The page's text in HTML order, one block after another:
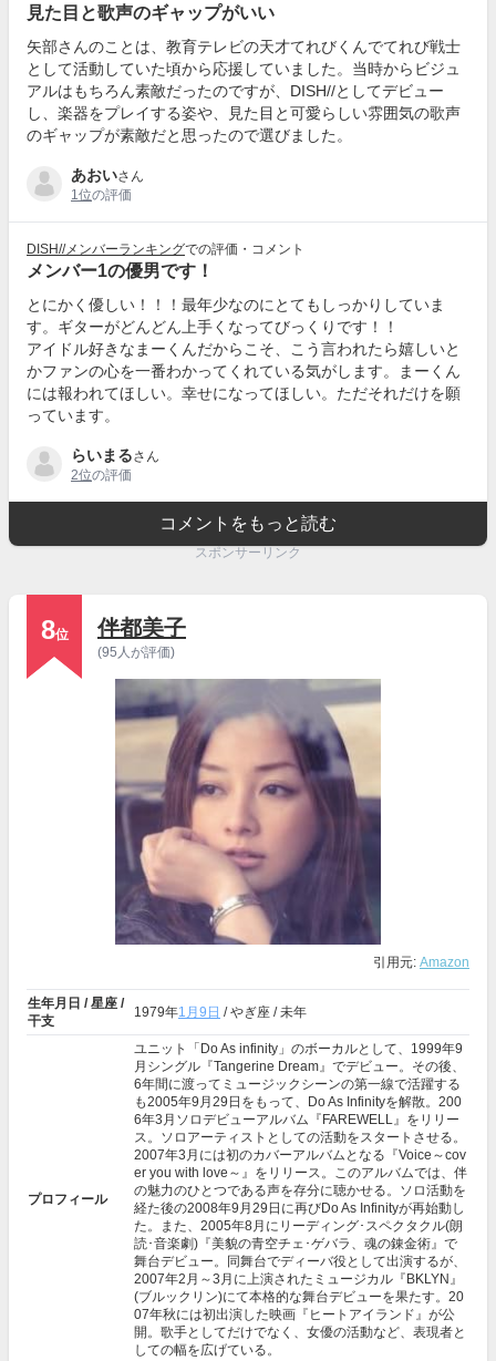
見た目と歌声のギャップがいい
矢部さんのことは、教育テレビの天才てれびくんでてれび戦士
として活動していた頃から応援していました。当時からビジュ
アルはもちろん素敵だったのですが、DISH//としてデビュー
し、楽器をプレイする姿や、見た目と可愛らしい雰囲気の歌声
のギャップが素敵だと思ったので選びました。
あおいさん
1位の評価
DISH//メンバーランキングでの評価・コメント
メンバー1の優男です！
とにかく優しい！！！最年少なのにとてもしっかりしていま
す。ギターがどんどん上手くなってびっくりです！！
アイドル好きなまーくんだからこそ、こう言われたら嬉しいと
かファンの心を一番わかってくれている気がします。まーくん
には報われてほしい。幸せになってほしい。ただそれだけを願
っています。
らいまるさん
2位の評価
コメントをもっと読む
スポンサーリンク
8位 伴都美子
(95人が評価)
引用元: Amazon
生年月日 / 星座 /
干支
1979年1月9日 / やぎ座 / 未年
プロフィール
ユニット「Do As infinity」のボーカルとして、1999年9
月シングル『Tangerine Dream』でデビュー。その後、
6年間に渡ってミュージックシーンの第一線で活躍する
も2005年9月29日をもって、Do As Infinityを解散。200
6年3月ソロデビューアルバム『FAREWELL』をリリー
ス。ソロアーティストとしての活動をスタートさせる。
2007年3月には初のカバーアルバムとなる『Voice～cov
er you with love～』をリリース。このアルバムでは、伴
の魅力のひとつである声を存分に聴かせる。ソロ活動を
経た後の2008年9月29日に再びDo As Infinityが再始動し
た。また、2005年8月にリーディング･スペクタクル(朗
読･音楽劇)『美貌の青空チェ･ゲバラ、魂の錬金術』で
舞台デビュー。同舞台でディーバ役として出演するが、
2007年2月～3月に上演されたミュージカル『BKLYN』
(ブルックリン)にて本格的な舞台デビューを果たす。20
07年秋には初出演した映画『ヒートアイランド』が公
開。歌手としてだけでなく、女優の活動など、表現者と
しての幅を広げている。